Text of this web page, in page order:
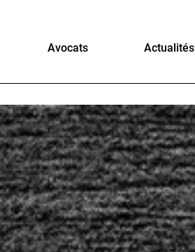
Avocats Actualités